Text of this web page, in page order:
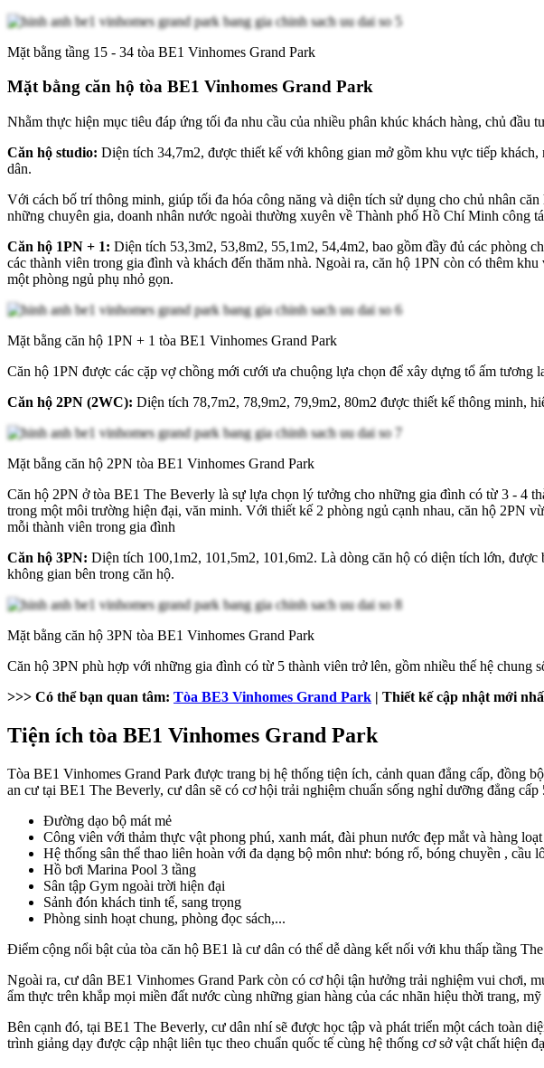
Mặt bằng tầng 15 - 34 tòa BE1 Vinhomes Grand Park
Mặt bằng căn hộ tòa BE1 Vinhomes Grand Park
Nhằm thực hiện mục tiêu đáp ứng tối đa nhu cầu của nhiều phân khúc khách hàng, chủ
Căn hộ studio: Diện tích 34,7m2, được thiết kế với không gian mở gồm khu vực tiếp
dân.
Với cách bố trí thông minh, giúp tối đa hóa công năng và diện tích sử dụng cho chủ nhân
những chuyên gia, doanh nhân nước ngoài thường xuyên về Thành phố Hồ Chí Minh công
Căn hộ 1PN + 1: Diện tích 53,3m2, 53,8m2, 55,1m2, 54,4m2, bao gồm đầy đủ các phòng
các thành viên trong gia đình và khách đến thăm nhà. Ngoài ra, căn hộ 1PN còn có thêm
một phòng ngủ phụ nhỏ gọn.
Mặt bằng căn hộ 1PN + 1 tòa BE1 Vinhomes Grand Park
Căn hộ 1PN được các cặp vợ chồng mới cưới ưa chuộng lựa chọn để xây dựng tổ ấm
Căn hộ 2PN (2WC): Diện tích 78,7m2, 78,9m2, 79,9m2, 80m2 được thiết kế thông minh,
Mặt bằng căn hộ 2PN tòa BE1 Vinhomes Grand Park
Căn hộ 2PN ở tòa BE1 The Beverly là sự lựa chọn lý tưởng cho những gia đình có từ 3 - 4
trong một môi trường hiện đại, văn minh. Với thiết kế 2 phòng ngủ cạnh nhau, căn hộ 2PN
mỗi thành viên trong gia đình
Căn hộ 3PN: Diện tích 100,1m2, 101,5m2, 101,6m2. Là dòng căn hộ có diện tích lớn,
không gian bên trong căn hộ.
Mặt bằng căn hộ 3PN tòa BE1 Vinhomes Grand Park
Căn hộ 3PN phù hợp với những gia đình có từ 5 thành viên trở lên, gồm nhiều thế hệ
>>> Có thể bạn quan tâm: Tòa BE3 Vinhomes Grand Park | Thiết kế cập nhật mới
Tiện ích tòa BE1 Vinhomes Grand Park
Tòa BE1 Vinhomes Grand Park được trang bị hệ thống tiện ích, cảnh quan đẳng cấp, đồng
an cư tại BE1 The Beverly, cư dân sẽ có cơ hội trải nghiệm chuẩn sống nghỉ dưỡng đẳng
Đường dạo bộ mát mẻ
Công viên với thảm thực vật phong phú, xanh mát, đài phun nước đẹp mắt và hàng
Hệ thống sân thể thao liên hoàn với đa dạng bộ môn như: bóng rổ, bóng chuyền , cầu
Hồ bơi Marina Pool 3 tầng
Sân tập Gym ngoài trời hiện đại
Sảnh đón khách tinh tế, sang trọng
Phòng sinh hoạt chung, phòng đọc sách,...
Điểm cộng nổi bật của tòa căn hộ BE1 là cư dân có thể dễ dàng kết nối với khu thấp tầng
Ngoài ra, cư dân BE1 Vinhomes Grand Park còn có cơ hội tận hưởng trải nghiệm vui chơi,
ẩm thực trên khắp mọi miền đất nước cùng những gian hàng của các nhãn hiệu thời trang,
Bên cạnh đó, tại BE1 The Beverly, cư dân nhí sẽ được học tập và phát triển một cách toàn
trình giảng dạy được cập nhật liên tục theo chuẩn quốc tế cùng hệ thống cơ sở vật chất hiện